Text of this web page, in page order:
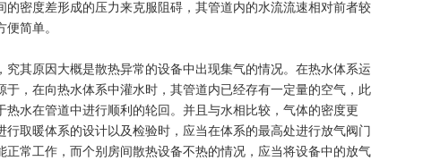
密度差形成的压力来克服阻碍，其管道内的水流流速相对前者较
简单。
其原因大概是散热异常的设备中出现集气的情况。在热水体系运
，在向热水体系中灌水时，其管道内已经存有一定量的空气，此
水在管道中进行顺利的轮回。并且与水相比较，气体的密度更
取暖体系的设计以及检验时，应当在体系的最高处进行放气阀门
常工作，而个别房间散热设备不热的情况，应当将设备中的放气